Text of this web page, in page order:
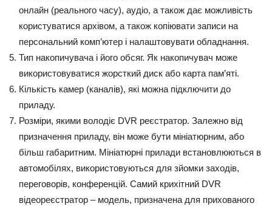
онлайн (реального часу), аудіо, а також дає можливість
користуватися архівом, а також копіювати записи на
персональний комп’ютер і налаштовувати обладнання.
Тип накопичувача і його обсяг. Як накопичувач може
використовуватися жорсткий диск або карта пам’яті.
Кількість камер (каналів), які можна підключити до
приладу.
Розміри, якими володіє DVR реєстратор. Залежно від
призначення приладу, він може бути мініатюрним, або
більш габаритним. Мініатюрні прилади встановлюються в
автомобілях, використовуються для зйомки заходів,
переговорів, конференцій. Самий крихітний DVR
відеореєстратор – модель, призначена для прихованого